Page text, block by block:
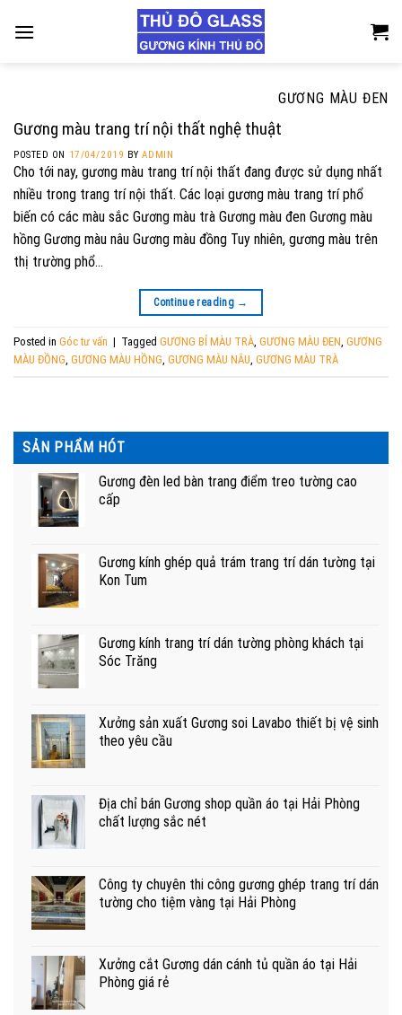
GƯƠNG MÀU ĐEN
Gương màu trang trí nội thất nghệ thuật
POSTED ON 17/04/2019 BYADMIN
Cho tới nay, gương màu trang trí nội thất đang được sử dụng nhất
nhiều trong trang trí nội thất. Các loại gương màu trang trí phổ
biến có các màu sắc Gương màu trà Gương màu đen Gương màu
hồng Gương màu nâu Gương màu đồng Tuy nhiên, gương màu trên
thị trường phổ…
Continue reading →
Posted in Góc tư vấn | Tagged GƯƠNG BỈ MÀU TRÀ GƯƠNG MÀU ĐEN GƯƠNG
MÀU ĐỒNG GƯƠNG MÀU HỒNG GƯƠNG MÀU NÂU GƯƠNG MÀU TRÀ
SẢN PHẨM HÓT
Gương đèn led bàn trang điểm treo tường cao
cấp
Gương kính ghép quả trám trang trí dán tường tại
Kon Tum
Gương kính trang trí dán tường phòng khách tại
Sóc Trăng
Xưởng sản xuất Gương soi Lavabo thiết bị vệ sinh
theo yêu cầu
Địa chỉ bán Gương shop quần áo tại Hải Phòng
chất lượng sắc nét
Công ty chuyên thi công gương ghép trang trí dán
tường cho tiệm vàng tại Hải Phòng
Xưởng cắt Gương dán cánh tủ quần áo tại Hải
Phòng giá rẻ